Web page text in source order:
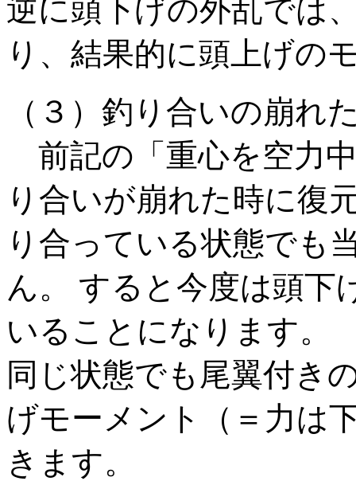
逆に頭下げの外乱では
り、結果的に頭上げの
（３）釣り合いの崩れ
前記の「重心を空力
り合いが崩れた時に復
り合っている状態でも
ん。 すると今度は頭下
いることになります。
同じ状態でも尾翼付き
げモーメント（＝力は
きます。